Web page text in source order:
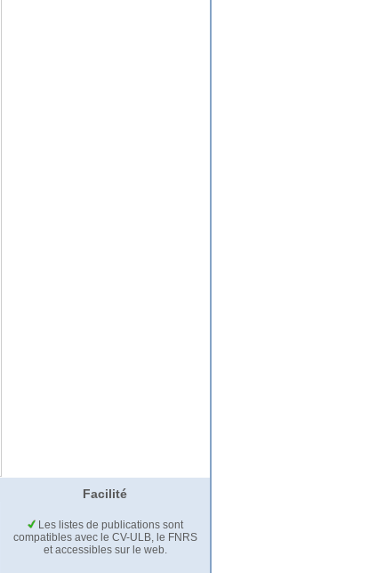
Facilité
Les listes de publications sont
compatibles avec le CV-ULB, le FNRS
et accessibles sur le web.